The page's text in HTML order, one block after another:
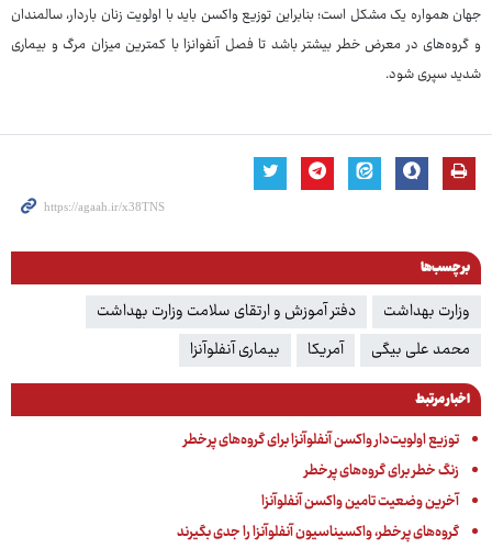
جهان همواره یک مشکل است؛ بنابراین توزیع واکسن باید با اولویت زنان باردار، سالمندان
و گروه‌های در معرض خطر بیشتر باشد تا فصل آنفوانزا با کمترین میزان مرگ و بیماری
شدید سپری شود.
برچسب‌ها
وزارت بهداشت
دفتر آموزش و ارتقای سلامت وزارت بهداشت
محمد علی بیگی
آمریکا بیماری آنفلوآنزا
اخبار مرتبط
توزیع اولویت‌دار واکسن آنفلوآنزا برای گروه‌های پرخطر
زنگ خطر برای گروه‌های پرخطر
آخرین وضعیت تامین واکسن آنفلوآنزا
گروه‌های پرخطر، واکسیناسیون آنفلوآنزا را جدی بگیرند